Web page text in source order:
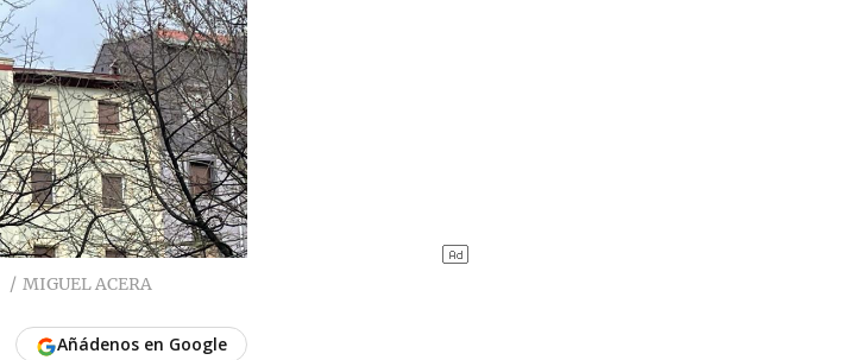
MIGUEL ACERA
Añádenos en Google